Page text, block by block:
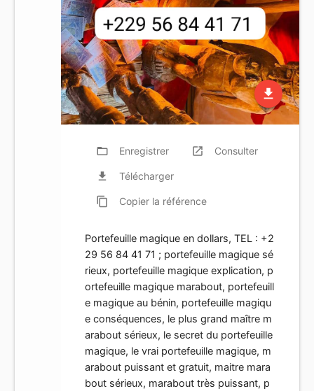
file_download
folder_open Enregistrer launch Consulter
file_download Télécharger
content_copy Copier la référence
Portefeuille magique en dollars, TEL : +2
29 56 84 41 71 ; portefeuille magique sé
rieux, portefeuille magique explication, p
ortefeuille magique marabout, portefeuill
e magique au bénin, portefeuille magiqu
e conséquences, le plus grand maître m
arabout sérieux, le secret du portefeuille
magique, le vrai portefeuille magique, m
arabout puissant et gratuit, maitre mara
bout sérieux, marabout très puissant, p